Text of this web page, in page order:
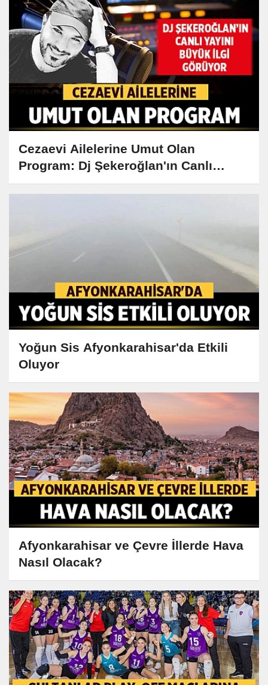
Cezaevi Ailelerine Umut Olan
Program: Dj Şekeroğlan'ın Canlı
Yayını Büyük İlgi Görüyor
Yoğun Sis Afyonkarahisar'da Etkili
Oluyor
Afyonkarahisar ve Çevre İllerde Hava
Nasıl Olacak?